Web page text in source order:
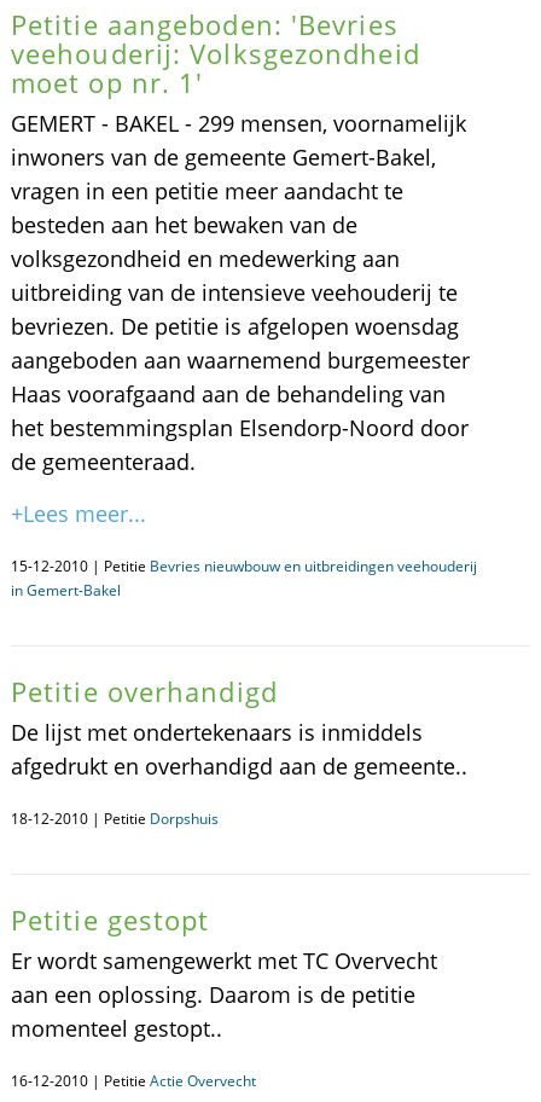
Petitie aangeboden: 'Bevries
veehouderij: Volksgezondheid
moet op nr. 1'
GEMERT - BAKEL - 299 mensen, voornamelijk
inwoners van de gemeente Gemert-Bakel,
vragen in een petitie meer aandacht te
besteden aan het bewaken van de
volksgezondheid en medewerking aan
uitbreiding van de intensieve veehouderij te
bevriezen. De petitie is afgelopen woensdag
aangeboden aan waarnemend burgemeester
Haas voorafgaand aan de behandeling van
het bestemmingsplan Elsendorp-Noord door
de gemeenteraad.
+Lees meer...
15-12-2010 | Petitie Bevries nieuwbouw en uitbreidingen veehouderij
in Gemert-Bakel
Petitie overhandigd
De lijst met ondertekenaars is inmiddels
afgedrukt en overhandigd aan de gemeente..
18-12-2010 | Petitie Dorpshuis
Petitie gestopt
Er wordt samengewerkt met TC Overvecht
aan een oplossing. Daarom is de petitie
momenteel gestopt..
16-12-2010 | Petitie Actie Overvecht